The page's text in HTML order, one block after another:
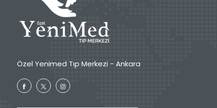
Özel Yenimed Tıp Merkezi - Ankara